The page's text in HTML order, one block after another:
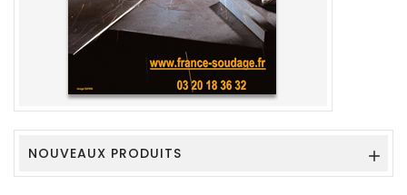
NOUVEAUX PRODUITS 